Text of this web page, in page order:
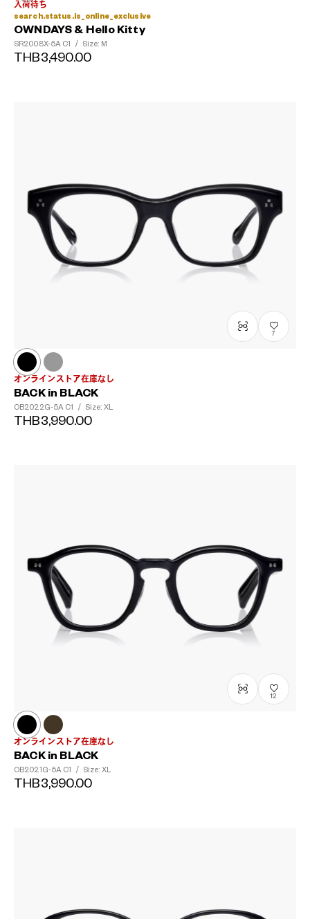
入荷待ち
search.status.is_online_exclusive
OWNDAYS & Hello Kitty
SR2008X-5A C1 / Size: M
THB3,490.00
7
オンラインストア在庫なし
BACK in BLACK
OB2022G-5A C1 / Size: XL
THB3,990.00
12
オンラインストア在庫なし
BACK in BLACK
OB2021G-5A C1 / Size: XL
THB3,990.00